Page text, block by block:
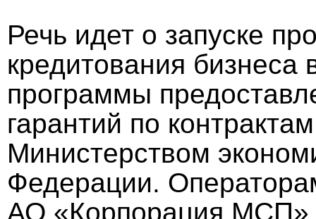
Речь идет о запуске
кредитования бизнеса
программы
гарантий по
Министерством
Федерации.
АО «Корпорация